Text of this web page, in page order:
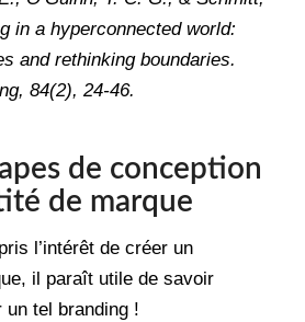
in a hyperconnected world:
and rethinking boundaries.
84(2), 24-46.
de conception
de marque
l’intérêt de créer un
il paraît utile de savoir
un tel branding !